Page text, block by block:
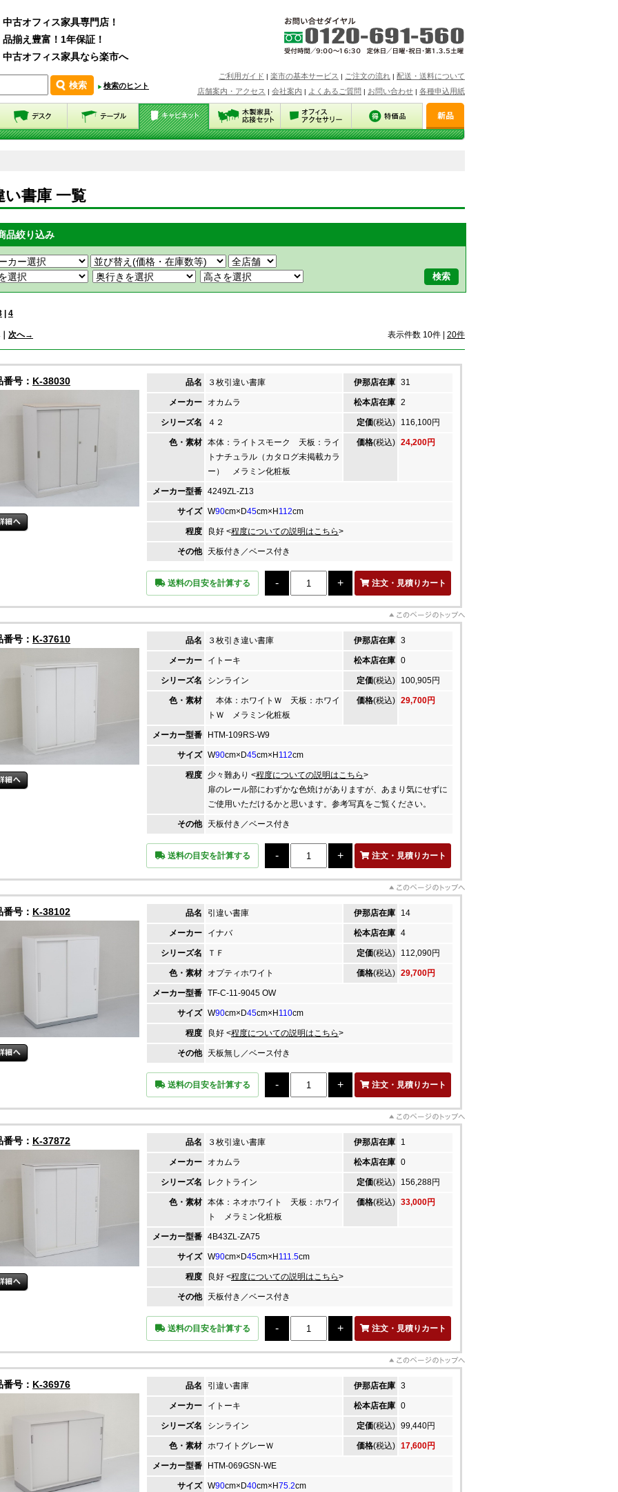
中古オフィス家具専門店！
品揃え豊富！1年保証！
中古オフィス家具なら楽市へ
検索のヒント
ご利用ガイド | 楽市の基本サービス | ご注文の流れ | 配送・送料について
店舗案内・アクセス | 会社案内 | よくあるご質問 | お問い合わせ | 各種申込用紙
い書庫 一覧
品絞り込み
4
次へ→ 表示件数 10件 | 20件
番号： K-38030 品名 ３枚引違い書庫 伊那店在庫 31
メーカー オカムラ 松本店在庫 2
シリーズ名 ４２ 定価(税込) 116,100円
色・素材 本体：ライトスモーク 天板：ライ
トナチュラル（カタログ未掲載カラ
ー） メラミン化粧板
価格(税込) 24,200円
メーカー型番 4249ZL-Z13
サイズ W90cm×D45cm×H 112cm
程度 良好 <程度についての説明はこちら>
その他 天板付き／ベース付き
送料の目安を計算する 注文・見積りカート
番号： K-37610 品名 ３枚引き違い書庫 伊那店在庫 3
メーカー イトーキ 松本店在庫 0
シリーズ名 シンライン 定価(税込) 100,905円
色・素材
本体：ホワイトＷ 天板：ホワイ
トＷ メラミン化粧板
価格(税込) 29,700円
メーカー型番 HTM-109RS-W9
サイズ W90cm×D45cm×H 112cm
程度 少々難あり <程度についての説明はこちら>
扉のレール部にわずかな色焼けがありますが、あまり気にせずに
ご使用いただけるかと思います。参考写真をご覧ください。
その他 天板付き／ベース付き
送料の目安を計算する 注文・見積りカート
番号： K-38102 品名 引違い書庫 伊那店在庫 14
メーカー イナバ 松本店在庫 4
シリーズ名 ＴＦ 定価(税込) 112,090円
色・素材 オプティホワイト 価格(税込) 29,700円
メーカー型番 TF-C-11-9045 OW
サイズ W90cm×D45cm×H 110cm
程度 良好 <程度についての説明はこちら>
その他 天板無し／ベース付き
送料の目安を計算する 注文・見積りカート
番号： K-37872 品名 ３枚引違い書庫 伊那店在庫 1
メーカー オカムラ 松本店在庫 0
シリーズ名 レクトライン 定価(税込) 156,288円
色・素材 本体：ネオホワイト 天板：ホワイ
ト メラミン化粧板
価格(税込) 33,000円
メーカー型番 4B43ZL-ZA75
サイズ W90cm×D45cm×H 111.5cm
程度 良好 <程度についての説明はこちら>
その他 天板付き／ベース付き
送料の目安を計算する 注文・見積りカート
番号： K-36976 品名 引違い書庫 伊那店在庫 3
メーカー イトーキ 松本店在庫 0
シリーズ名 シンライン 定価(税込) 99,440円
色・素材 ホワイトグレーＷ 価格(税込) 17,600円
メーカー型番 HTM-069GSN-WE
サイズ W90cm×D40cm×H75.2cm